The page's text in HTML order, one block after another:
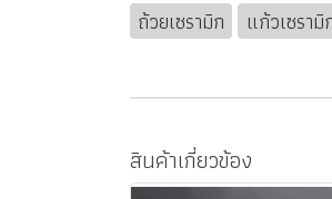
ถ้วยเซรามิก แก้วเซรา
สินค้าเกี่ยวข้อง